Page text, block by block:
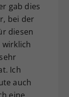
gab dies
bei der
diesen
wirklich
Ich
auch